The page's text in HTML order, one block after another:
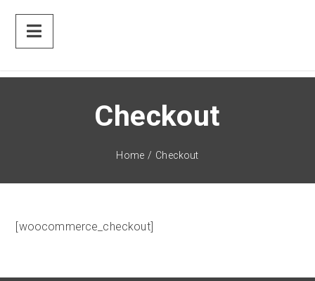
Checkout
Home / Checkout
[woocommerce_checkout]